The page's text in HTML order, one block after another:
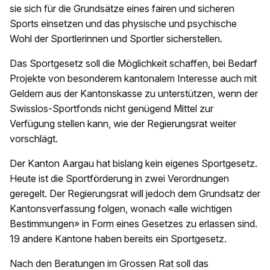
sie sich für die Grundsätze eines fairen und sicheren
Sports einsetzen und das physische und psychische
Wohl der Sportlerinnen und Sportler sicherstellen.
Das Sportgesetz soll die Möglichkeit schaffen, bei Bedarf
Projekte von besonderem kantonalem Interesse auch mit
Geldern aus der Kantonskasse zu unterstützen, wenn der
Swisslos-Sportfonds nicht genügend Mittel zur
Verfügung stellen kann, wie der Regierungsrat weiter
vorschlägt.
Der Kanton Aargau hat bislang kein eigenes Sportgesetz.
Heute ist die Sportförderung in zwei Verordnungen
geregelt. Der Regierungsrat will jedoch dem Grundsatz der
Kantonsverfassung folgen, wonach «alle wichtigen
Bestimmungen» in Form eines Gesetzes zu erlassen sind.
19 andere Kantone haben bereits ein Sportgesetz.
Nach den Beratungen im Grossen Rat soll das